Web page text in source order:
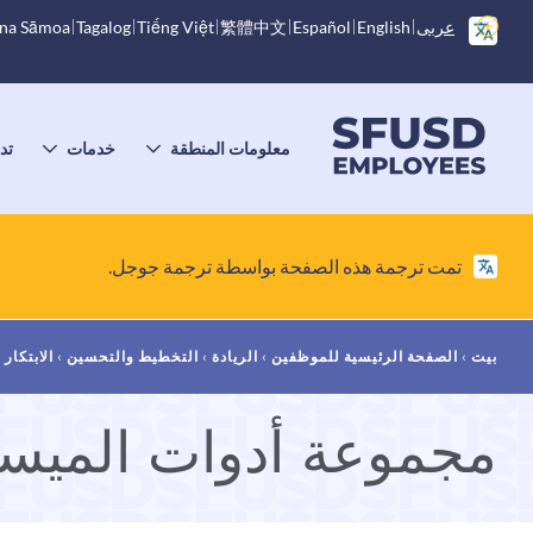
انتقل
الرئيسي
عربى English
Español
繁體中文
Tiếng Việt
Tagalog
Sāmoa
خيارات
إضافية
الرئيسية
معلومات المنطقة
تبديل
خدمات
تبديل
تمت ترجمة هذه الصفحة بواسطة ترجمة جوجل.
فتات
بيت الصفحة الرئيسية للموظفين الريادة التخطيط والتحسين
مجموعة أدوات